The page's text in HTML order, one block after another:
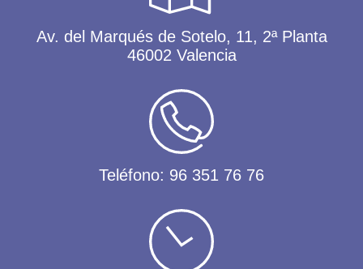
Av. del Marqués de Sotelo, 11, 2ª Planta
46002 Valencia
Teléfono: 96 351 76 76